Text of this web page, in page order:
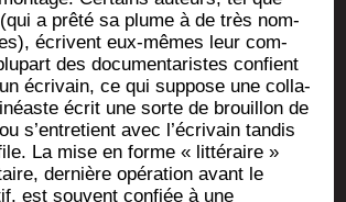
a prê­té sa plume à de très nom­
écrivent eux-mêmes leur com­
des docu­men­ta­ristes confient
écri­vain, ce qui sup­pose une col­la­
écrit une sorte de brouillon de
s’entretient avec l’écrivain tan­dis
La mise en forme « lit­té­raire »
der­nière opé­ra­tion avant le
est sou­vent confiée à une